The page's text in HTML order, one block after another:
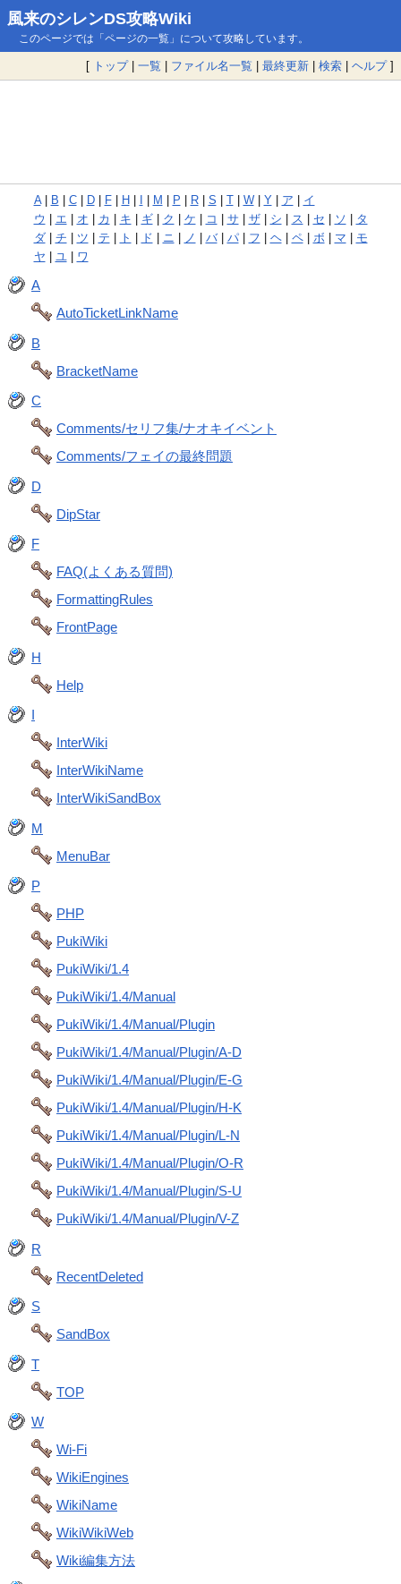
風来のシレンDS攻略Wiki
このページでは「ページの一覧」について攻略しています。
[ トップ| 一覧 | ファイル名一覧 | 最終更新 | 検索 | ヘルプ]
A| B C| D| F| H M P R| S T| W| Y| ア
イ
ウ
エ オ カ キ ギ| ク ケ コ サ| ザ| シ ス セ ソ
タ
ダ| チ ツ テ ト ド ニ ノ バ| パ| フ ヘ| ペ| ボ| マ
モ
ヤ
ユ| ワ
A
AutoTicketLinkName
B
BracketName
C
Comments/セリフ集/ナオキイベント
Comments/フェイの最終問題
D
DipStar
F
FAQ(よくある質問)
FormattingRules
FrontPage
H
Help
I
InterWiki
InterWikiName
InterWikiSandBox
M
MenuBar
P
PHP
PukiWiki
PukiWiki/1.4
PukiWiki/1.4/Manual
PukiWiki/1.4/Manual/Plugin
PukiWiki/1.4/Manual/Plugin/A-D
PukiWiki/1.4/Manual/Plugin/E-G
PukiWiki/1.4/Manual/Plugin/H-K
PukiWiki/1.4/Manual/Plugin/L-N
PukiWiki/1.4/Manual/Plugin/O-R
PukiWiki/1.4/Manual/Plugin/S-U
PukiWiki/1.4/Manual/Plugin/V-Z
R
RecentDeleted
S
SandBox
T
TOP
W
Wi-Fi
WikiEngines
WikiName
WikiWikiWeb
Wiki編集方法